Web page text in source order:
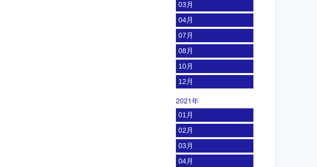
03月
04月
07月
08月
10月
12月
2021年
01月
02月
03月
04月